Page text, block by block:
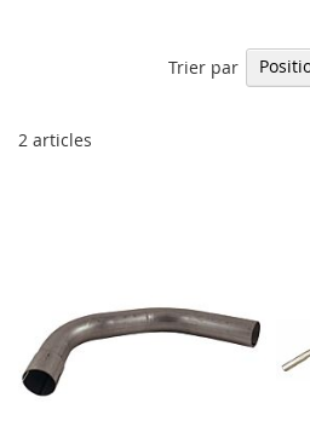
2 articles
Trier par